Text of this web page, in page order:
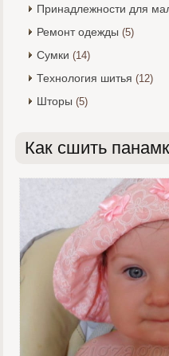
Принадлежности для
Ремонт одежды (5)
Сумки (14)
Технология шитья (12)
Шторы (5)
Как сшить